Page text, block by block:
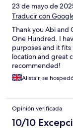
23 de mayo de
Traducir con
Thank you Abi and
One Hundred. I
purposes and it
location and great
recommended!
Alistair, se
Opinión verificada
10/10